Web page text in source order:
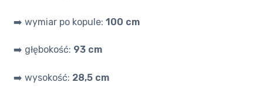
➡️ wymiar po kopule: 100 cm
➡️ głębokość: 93 cm
➡️ wysokość: 28,5 cm